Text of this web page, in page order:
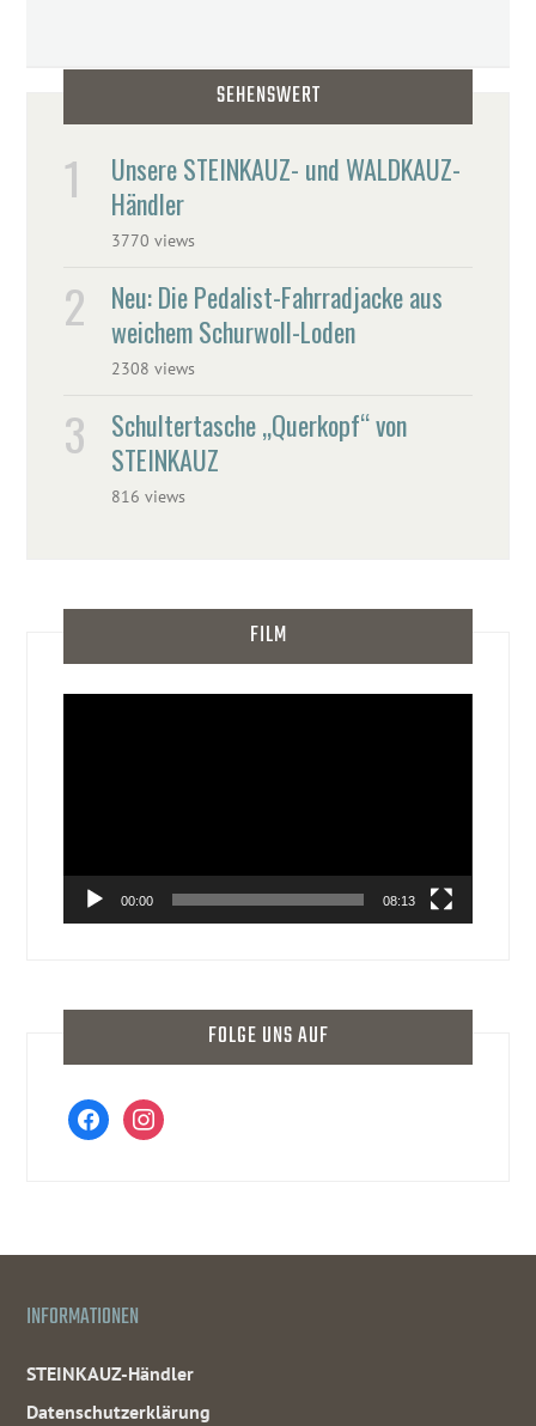
SEHENSWERT
Unsere STEINKAUZ- und WALDKAUZ-
Händler
3770 views
Neu: Die Pedalist-Fahrradjacke aus
weichem Schurwoll-Loden
2308 views
Schultertasche „Querkopf“ von
STEINKAUZ
816 views
FILM
00:00 08:13
FOLGE UNS AUF
facebookinstagram
INFORMATIONEN
STEINKAUZ-Händler
Datenschutzerklärung